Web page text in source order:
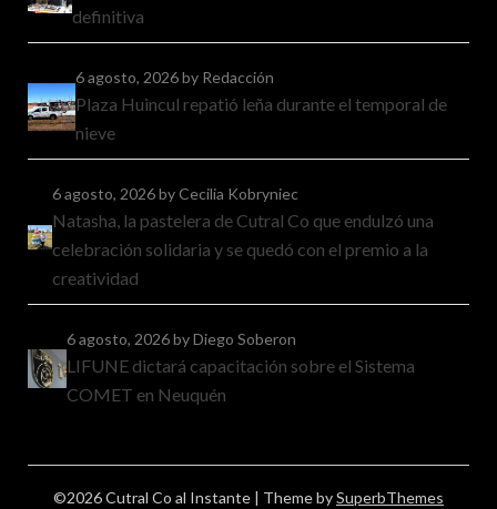
definitiva
6 agosto, 2026by Redacción
Plaza Huincul repatió leña durante el temporal de
nieve
6 agosto, 2026by Cecilia Kobryniec
Natasha, la pastelera de Cutral Co que endulzó una
celebración solidaria y se quedó con el premio a la
creatividad
6 agosto, 2026by Diego Soberon
LIFUNE dictará capacitación sobre el Sistema
COMET en Neuquén
©2026 Cutral Co al Instante | Theme bySuperbThemes